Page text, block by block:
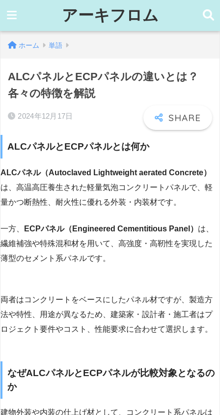
アーキフロム
ホーム 単語
ALCパネルとECPパネルの違いとは？
各々の特徴を解説
2024年12月17日
ALCパネルとECPパネルとは何か
ALCパネル（Autoclaved Lightweight aerated Concrete）
は、高温高圧養生された軽量気泡コンクリートパネルで、軽
量かつ断熱性、耐火性に優れる外装・内装材です。
一方、 ECPパネル（Engineered Cementitious Panel） は、
繊維補強や特殊混和材を用いて、高強度・高靭性を実現した
薄型のセメント系パネルです。
両者はコンクリートをベースにしたパネル材ですが、製造方
法や特性、用途が異なるため、建築家・設計者・施工者はプ
ロジェクト要件やコスト、性能要求に合わせて選択します。
なぜALCパネルとECPパネルが比較対象となるの
か
建物外装や内装の仕上げ材として、コンクリート系パネルは